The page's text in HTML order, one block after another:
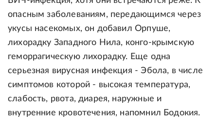
опасным заболеваниям, передающимся через
укусы насекомых, он добавил Орпуше,
лихорадку Западного Нила, конго-крымскую
геморрагическую лихорадку. Еще одна
серьезная вирусная инфекция - Эбола, в числе
симптомов которой - высокая температура,
слабость, рвота, диарея, наружные и
внутренние кровотечения, напомнил Бодокия.